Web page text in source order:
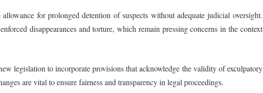
for prolonged detention of suspects without adequate judicial oversight.
disappearances and torture, which remain pressing concerns in the context
legislation to incorporate provisions that acknowledge the validity of exculpatory
are vital to ensure fairness and transparency in legal proceedings.